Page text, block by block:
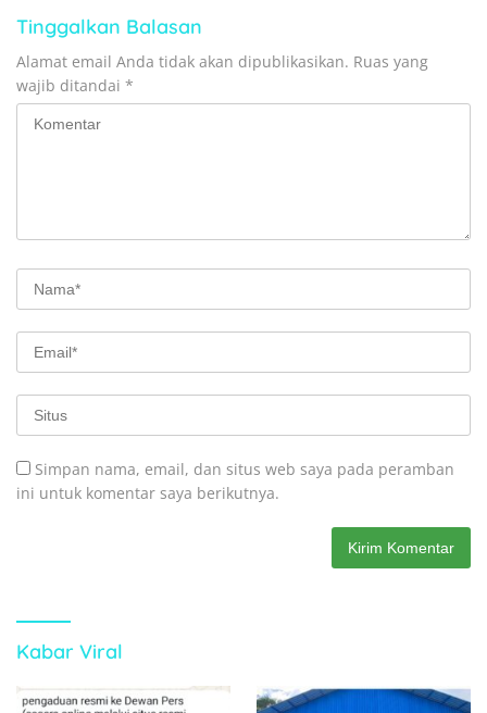
Tinggalkan Balasan
Alamat email Anda tidak akan dipublikasikan. Ruas yang
wajib ditandai *
Simpan nama, email, dan situs web saya pada peramban
ini untuk komentar saya berikutnya.
Kabar Viral